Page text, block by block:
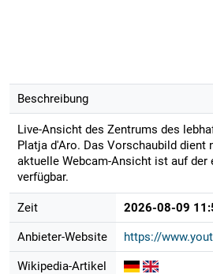
Beschreibung
Live-Ansicht des Zentrums des
Platja d'Aro. Das Vorschaubild dient
aktuelle Webcam-Ansicht ist auf der
verfügbar.
Zeit 2026-08-09
Anbieter-Website https://
Wikipedia-Artikel